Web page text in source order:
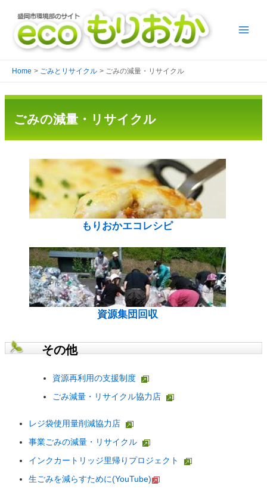
Home ごみとリサイクル ごみの減量・リサイクル
ごみの減量・リサイクル
もりおかエコレシピ
資源集団回収
その他
資源再利用の支援制度
ごみ減量・リサイクル協力店
レジ袋使用量削減協力店
事業ごみの減量・リサイクル
インクカートリッジ里帰りプロジェクト
生ごみを減らすために(YouTube)